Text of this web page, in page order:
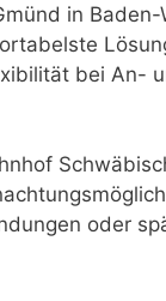
in
bei An-
oder